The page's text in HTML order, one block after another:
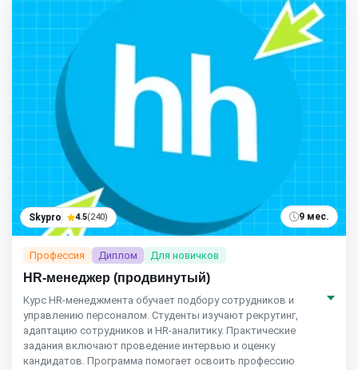
Skypro 4.5(240) 9 мес.
Профессия Диплом Для новичков
HR-менеджер (продвинутый)
Курс HR‑менеджмента обучает подбору сотрудников и
управлению персоналом. Студенты изучают рекрутинг,
адаптацию сотрудников и HR‑аналитику. Практические
задания включают проведение интервью и оценку
кандидатов. Программа помогает освоить профессию